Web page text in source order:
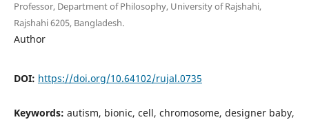
Professor, Department of Philosophy, University of Rajshahi,
Rajshahi 6205, Bangladesh.
Author
DOI: https://doi.org/10.64102/rujal.0735
Keywords: autism, bionic, cell, chromosome, designer baby,